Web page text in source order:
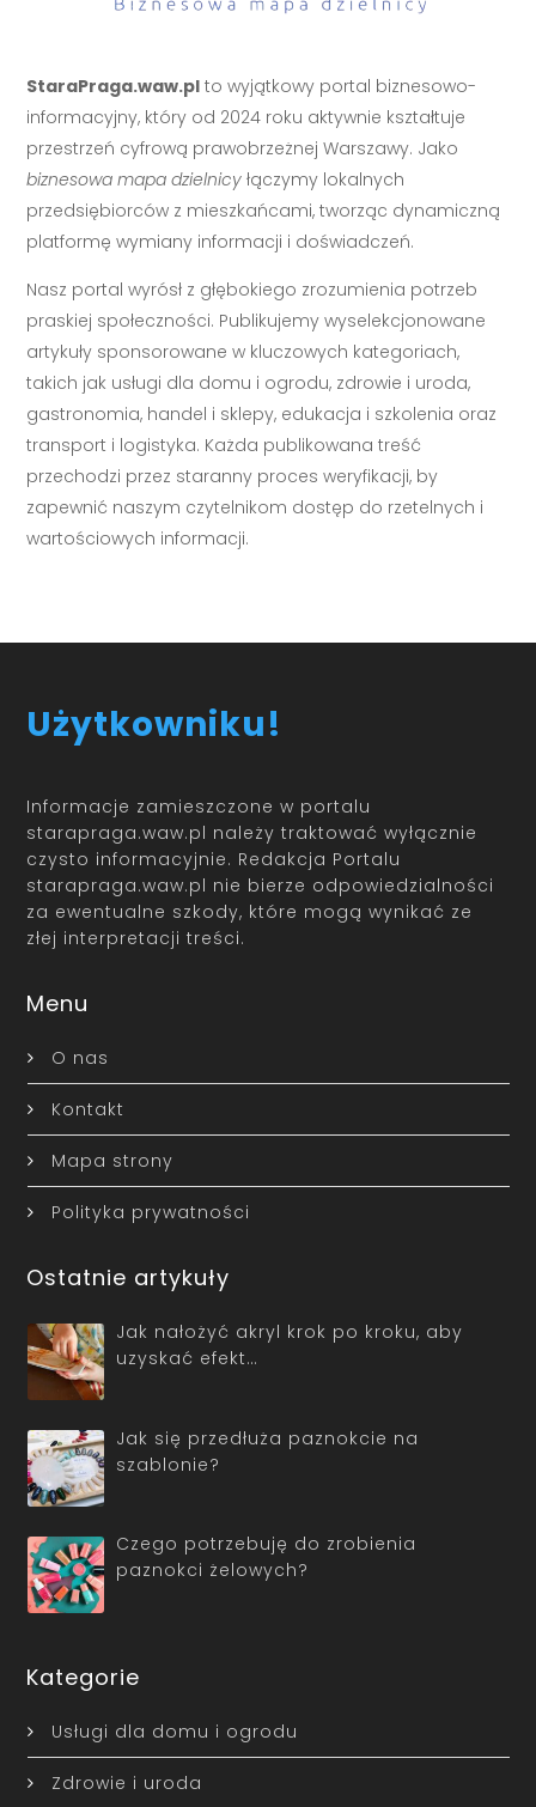
StaraPraga.waw.pl to wyjątkowy portal biznesowo-
informacyjny, który od 2024 roku aktywnie kształtuje
przestrzeń cyfrową prawobrzeżnej Warszawy. Jako
biznesowa mapa dzielnicy łączymy lokalnych
przedsiębiorców z mieszkańcami, tworząc dynamiczną
platformę wymiany informacji i doświadczeń.
Nasz portal wyrósł z głębokiego zrozumienia potrzeb
praskiej społeczności. Publikujemy wyselekcjonowane
artykuły sponsorowane w kluczowych kategoriach,
takich jak usługi dla domu i ogrodu, zdrowie i uroda,
gastronomia, handel i sklepy, edukacja i szkolenia oraz
transport i logistyka. Każda publikowana treść
przechodzi przez staranny proces weryfikacji, by
zapewnić naszym czytelnikom dostęp do rzetelnych i
wartościowych informacji.
Użytkowniku!
Informacje zamieszczone w portalu
starapraga.waw.pl należy traktować wyłącznie
czysto informacyjnie. Redakcja Portalu
starapraga.waw.pl nie bierze odpowiedzialności
za ewentualne szkody, które mogą wynikać ze
złej interpretacji treści.
Menu
O nas
Kontakt
Mapa strony
Polityka prywatności
Ostatnie artykuły
Jak nałożyć akryl krok po kroku, aby
uzyskać efekt…
Jak się przedłuża paznokcie na
szablonie?
Czego potrzebuję do zrobienia
paznokci żelowych?
Kategorie
Usługi dla domu i ogrodu
Zdrowie i uroda